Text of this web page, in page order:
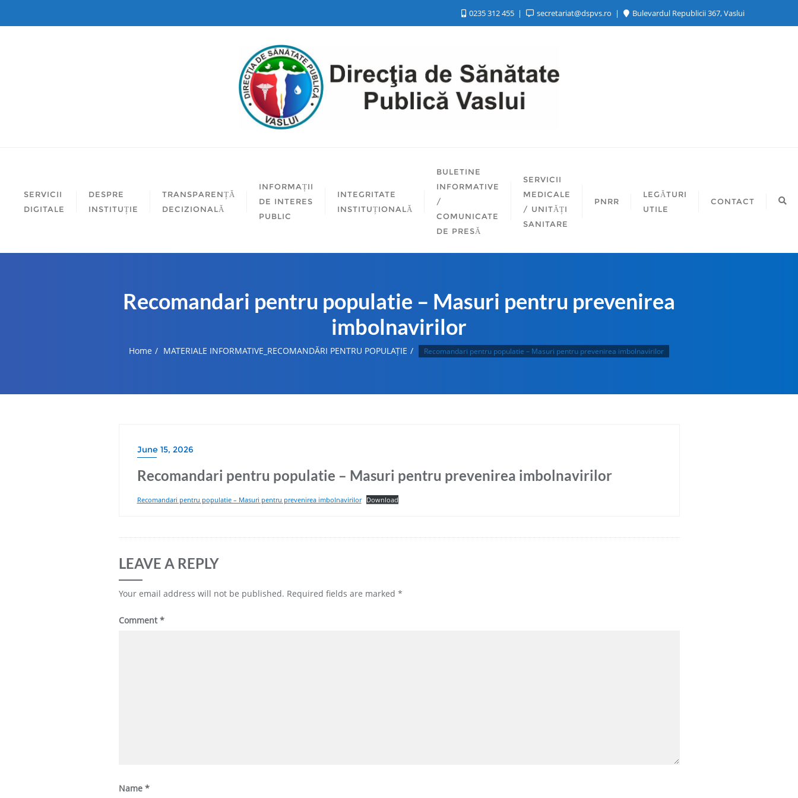
0235 312 455 secretariat@dspvs.ro Bulevardul Republicii 367, Vaslui
SERVICII
DIGITALE
DESPRE
INSTITUȚIE
TRANSPARENȚĂ
DECIZIONALĂ
INFORMAȚII
DE INTERES
PUBLIC
INTEGRITATE
INSTITUȚIONALĂ
BULETINE
INFORMATIVE
/
COMUNICATE
DE PRESĂ
SERVICII
MEDICALE
/ UNITĂȚI
SANITARE
PNRR
LEGĂTURI
UTILE
CONTACT
Recomandari pentru populatie – Masuri pentru prevenirea
imbolnavirilor
Home MATERIALE INFORMATIVE_RECOMANDĂRI PENTRU POPULAȚIE Recomandari pentru populatie – Masuri pentru prevenirea imbolnavirilor
June 15, 2026
Recomandari pentru populatie – Masuri pentru prevenirea imbolnavirilor
Recomandari pentru populatie – Masuri pentru prevenirea imbolnavirilor Download
LEAVE A REPLY
Your email address will not be published. Required fields are marked *
Comment*
Name *